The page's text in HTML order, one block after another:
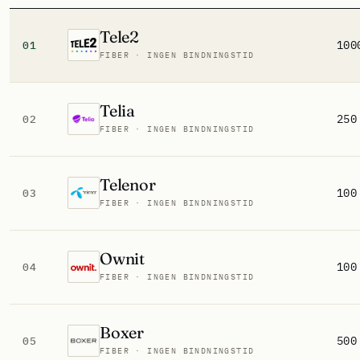
01 Tele2
FIBER · INGEN BINDNINGSTID
02 Telia
FIBER · INGEN BINDNINGSTID
03 Telenor
FIBER · INGEN BINDNINGSTID
04 Ownit
FIBER · INGEN BINDNINGSTID
05 Boxer
FIBER · INGEN BINDNINGSTID